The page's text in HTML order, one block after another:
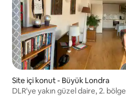
Site içi konut - Büyük Londra
DLR'ye yakın güzel daire, 2. bölge